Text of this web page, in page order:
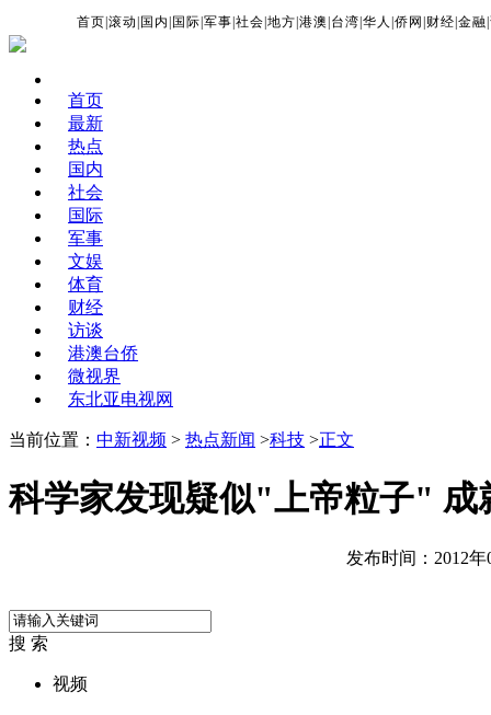
首页 |滚动 国内 国际 |军事 |社会 |地方 |港澳 台湾 |华人 |侨网 财经 |金融 |
首页
最新
热点
国内
社会
国际
军事
文娱
体育
财经
访谈
港澳台侨
微视界
东北亚电视网
当前位置： 中新视频 > 热点新闻 >科技 >正文
科学家发现疑似"上帝粒子" 成
发布时间：2012年
搜 索
视频